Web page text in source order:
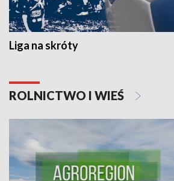
Liga na skróty
ROLNICTWO I WIEŚ